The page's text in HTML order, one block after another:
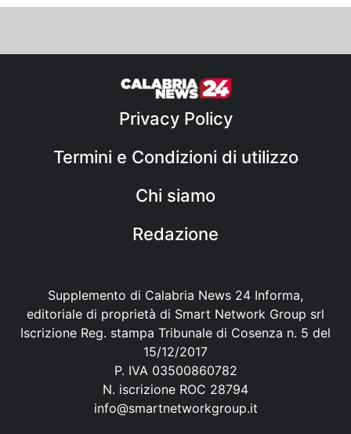
Privacy Policy
Termini e Condizioni di utilizzo
Chi siamo
Redazione
Supplemento di Calabria News 24 Informa,
editoriale di proprietà di Smart Network Group srl
Iscrizione Reg. stampa Tribunale di Cosenza n. 5 del
15/12/2017
P. IVA 03500860782
N. iscrizione ROC 28794
info@smartnetworkgroup.it